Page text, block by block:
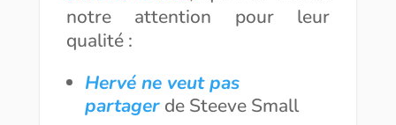
notre attention pour leur
qualité :
Hervé ne veut pas
partager de Steeve Small